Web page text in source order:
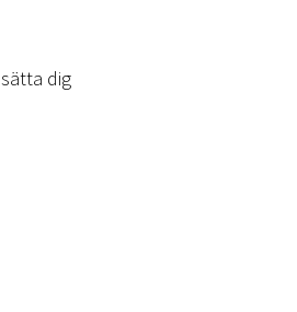
dig